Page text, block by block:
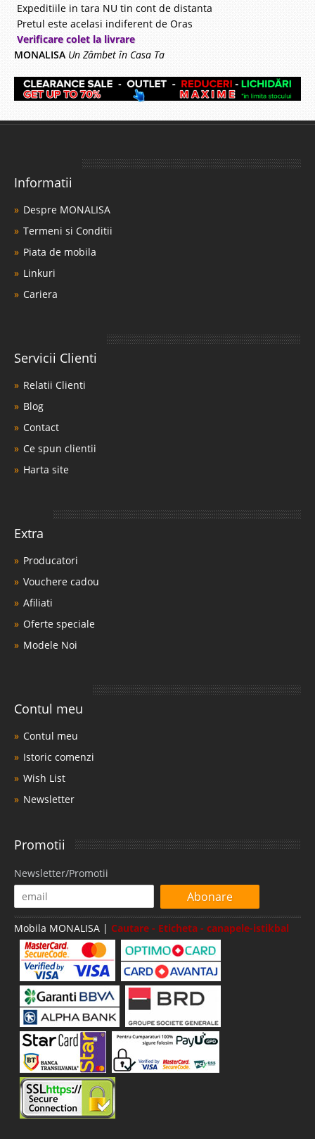
Expeditiile in tara NU tin cont de distanta
Pretul este acelasi indiferent de Oras
Verificare colet la livrare
MONALISA Un Zâmbet în Casa Ta
Informatii
Despre MONALISA
Termeni si Conditii
Piata de mobila
Linkuri
Cariera
Servicii Clienti
Relatii Clienti
Blog
Contact
Ce spun clientii
Harta site
Extra
Producatori
Vouchere cadou
Afiliati
Oferte speciale
Modele Noi
Contul meu
Contul meu
Istoric comenzi
Wish List
Newsletter
Promotii
Newsletter/Promotii
Abonare
Mobila MONALISA | Cautare - Eticheta - canapele-istikbal